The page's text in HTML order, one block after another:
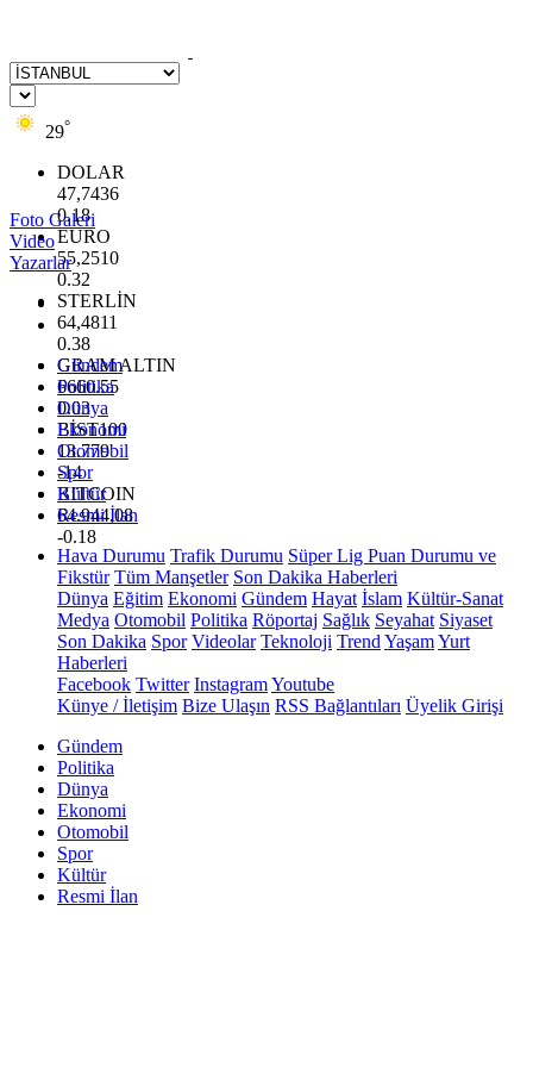
29°
DOLAR
47,7436
0.18
EURO
55,2510
0.32
STERLİN
64,4811
0.38
GRAM ALTIN
6660.55
0.03
BİST100
13.779
-14
BITCOIN
64.944,08
-0.18
Foto Galeri
Video
Yazarlar
Gündem
Politika
Dünya
Ekonomi
Otomobil
Spor
Kültür
Resmi İlan
Hava Durumu Trafik Durumu Süper Lig Puan Durumu ve
Fikstür Tüm Manşetler Son Dakika Haberleri
Dünya Eğitim Ekonomi Gündem Hayat İslam Kültür-Sanat
Medya Otomobil Politika Röportaj Sağlık Seyahat Siyaset
Son Dakika Spor Videolar Teknoloji Trend YaşamYurt
Haberleri
Facebook Twitter InstagramYoutube
Künye / İletişim Bize Ulaşın RSS Bağlantıları Üyelik Girişi
Gündem
Politika
Dünya
Ekonomi
Otomobil
Spor
Kültür
Resmi İlan